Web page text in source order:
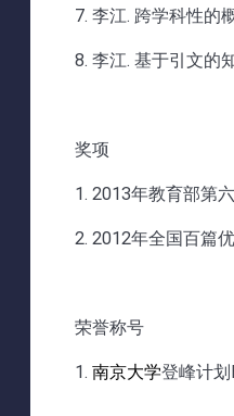
7. 李江. 跨学科性的
8. 李江. 基于引文的
奖项
1. 2013年教育部第
2. 2012年全国百篇
荣誉称号
1.南京大学登峰计划